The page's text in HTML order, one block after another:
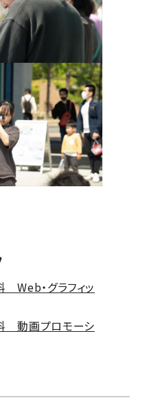
Web・グラフィッ
動画プロモーシ